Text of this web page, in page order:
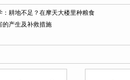
：耕地不足？在摩天大楼里种粮食
的产生及补救措施